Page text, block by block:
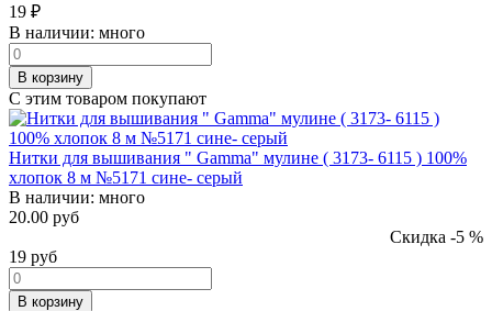
19 ₽
В наличии: много
В корзину
С этим товаром покупают
Нитки для вышивания " Gamma" мулине ( 3173- 6115 ) 100%
хлопок 8 м №5171 сине- серый
В наличии: много
20.00 руб
Скидка -5 %
19 руб
В корзину